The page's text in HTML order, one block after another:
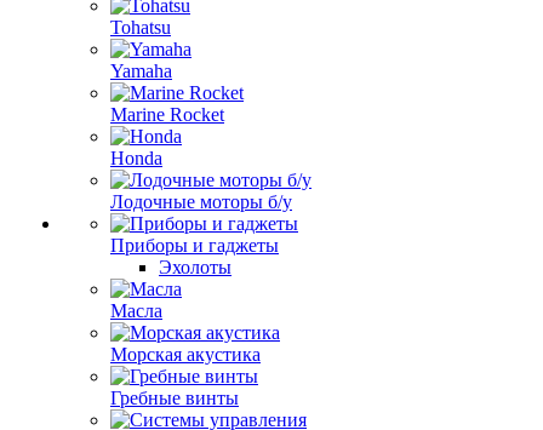
Tohatsu
Yamaha
Marine Rocket
Honda
Лодочные моторы б/у
Приборы и гаджеты
Эхолоты
Масла
Морская акустика
Гребные винты